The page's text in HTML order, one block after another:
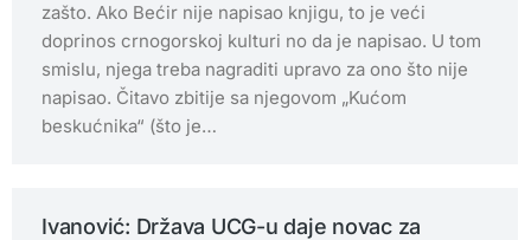
zašto. Ako Bećir nije napisao knjigu, to je veći
doprinos crnogorskoj kulturi no da je napisao. U tom
smislu, njega treba nagraditi upravo za ono što nije
napisao. Čitavo zbitije sa njegovom „Kućom
beskućnika“ (što je…
Ivanović: Država UCG-u daje novac za